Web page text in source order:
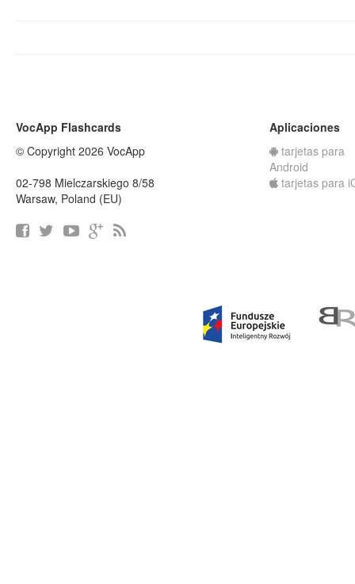
VocApp Flashcards
© Copyright 2026 VocApp
02-798 Mielczarskiego 8/58
Warsaw, Poland (EU)
Aplicaciones
tarjetas para
Android
tarjetas para